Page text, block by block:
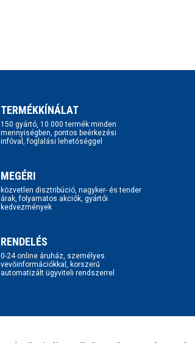
TERMÉKKÍNÁLAT
150 gyártó, 10.000 termék minden
mennyiségben, pontos beérkezési
infóval, foglalási lehetőséggel
MEGÉRI
közvetlen disztribúció, nagyker- és tender
árak, folyamatos akciók, gyártói
kedvezmények
RENDELÉS
0-24 online áruház, személyes
vevőinformációkkal, korszerű
automatizált ügyviteli rendszerrel